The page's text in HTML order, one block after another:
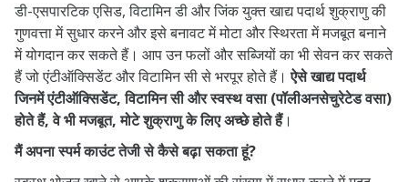
डी-एसपारटिक एसिड, विटामिन डी और जिंक युक्त खाद्य पदार्थ शुक्राणु की
गुणवत्ता में सुधार करने और इसे बनावट में मोटा और स्थिरता में मजबूत बनाने
में योगदान कर सकते हैं। आप उन फलों और सब्जियों का भी सेवन कर सकते
हैं जो एंटीऑक्सिडेंट और विटामिन सी से भरपूर होते हैं।ऐसे खाद्य पदार्थ
जिनमें एंटीऑक्सिडेंट, विटामिन सी और स्वस्थ वसा (पॉलीअनसेचुरेटेड वसा)
होते हैं, वे भी मजबूत, मोटे शुक्राणु के लिए अच्छे होते हैं।
मैं अपना स्पर्म काउंट तेजी से कैसे बढ़ा सकता हूं?